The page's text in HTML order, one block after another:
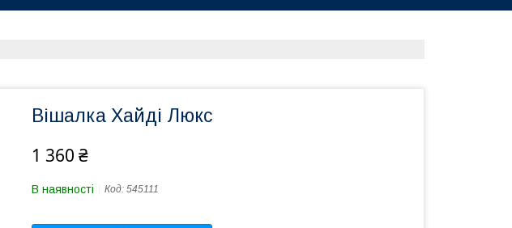
Вішалка Хайді Люкс
1 360 ₴
В наявності Код: 545111